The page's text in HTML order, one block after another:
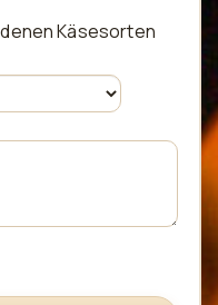
Käsesorten